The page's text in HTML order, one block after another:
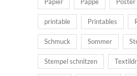
printable Printables
Schmuck Sommer
Stempel schnitzen